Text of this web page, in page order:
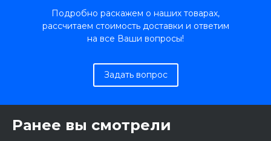
Подробно раскажем о наших товарах,
рассчитаем стоимость доставки и ответим
на все Ваши вопросы!
Задать вопрос
Ранее вы смотрели